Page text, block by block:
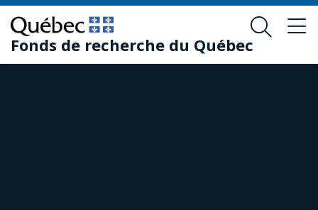
Passer
au
contenu
principal
Passer
au
pied
de
Fonds de recherche du Québec